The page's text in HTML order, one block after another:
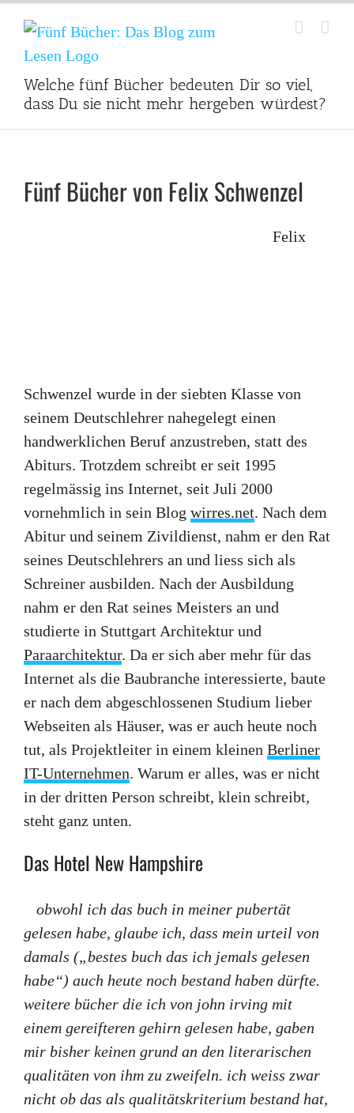
Inhalt
springen
Welche fünf Bücher bedeuten Dir so viel,
dass Du sie nicht mehr hergeben würdest?
Fünf Bücher von Felix Schwenzel
Felix
Schwenzel wurde in der siebten Klasse von
seinem Deutschlehrer nahegelegt einen
handwerklichen Beruf anzustreben, statt des
Abiturs. Trotzdem schreibt er seit 1995
regelmässig ins Internet, seit Juli 2000
vornehmlich in sein Blog wirres.net. Nach dem
Abitur und seinem Zivildienst, nahm er den Rat
seines Deutschlehrers an und liess sich als
Schreiner ausbilden. Nach der Ausbildung
nahm er den Rat seines Meisters an und
studierte in Stuttgart Architektur und
Paraarchitektur. Da er sich aber mehr für das
Internet als die Baubranche interessierte, baute
er nach dem abgeschlossenen Studium lieber
Webseiten als Häuser, was er auch heute noch
tut, als Projektleiter in einem kleinen Berliner
IT-Unternehmen. Warum er alles, was er nicht
in der dritten Person schreibt, klein schreibt,
steht ganz unten.
Das Hotel New Hampshire
obwohl ich das buch in meiner pubertät
gelesen habe, glaube ich, dass mein urteil von
damals („bestes buch das ich jemals gelesen
habe“) auch heute noch bestand haben dürfte.
weitere bücher die ich von john irving mit
einem gereifteren gehirn gelesen habe, gaben
mir bisher keinen grund an den literarischen
qualitäten von ihm zu zweifeln. ich weiss zwar
nicht ob das als qualitätskriterium bestand hat,